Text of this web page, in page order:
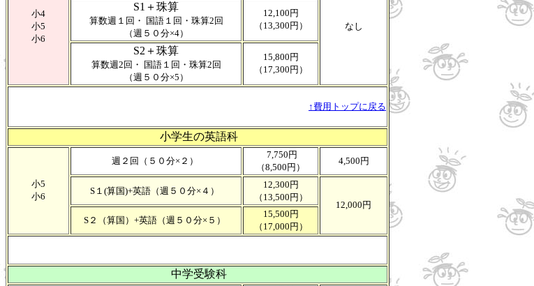
小4
小5
小6
なし
S1＋珠算
算数週１回・ 国語１回・珠算2回
（週５０分×4）
12,100円
（13,300円）
S2＋珠算
算数週2回・ 国語１回・珠算2回
（週５０分×5）
15,800円
（17,300円）
↑費用トップに戻る
小学生の英語科
小5
小6
週２回（５０分×２）
7,750円
（8,500円）
4,500円
S１(算国)+英語（週５０分×４）
12,300円
（13,500円）
12,000円
S２（算国）+英語（週５０分×５）
15,500円
（17,000円）
中学受験科